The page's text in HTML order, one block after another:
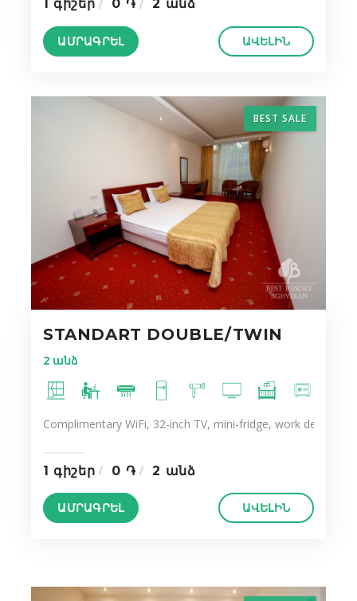
1 գիշեր 0 ֏ 2 անձ
ԱՄՐԱԳՐԵԼ ԱՎԵԼԻՆ
BEST SALE
STANDART DOUBLE/TWIN
2 անձ
Complimentary WiFi, 32-inch TV, mini-fridge, work desk,
1 գիշեր 0 ֏ 2 անձ
ԱՄՐԱԳՐԵԼ ԱՎԵԼԻՆ